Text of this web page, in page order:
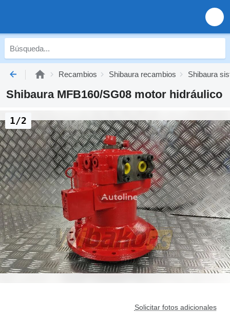
Recambios Shibaura recambios Shibaura
Shibaura MFB160/SG08 motor hidráulico
Solicitar fotos adicionales
1/2